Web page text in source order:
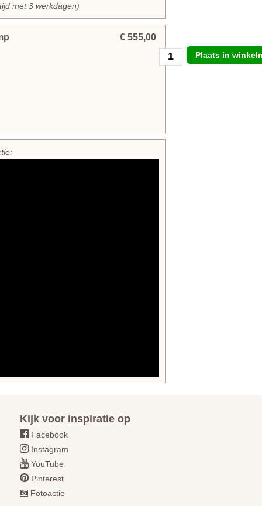
met 3 werkdagen)
€ 555,00
Plaats in
Kijk voor inspiratie op
Facebook
Instagram
YouTube
Pinterest
Fotoactie